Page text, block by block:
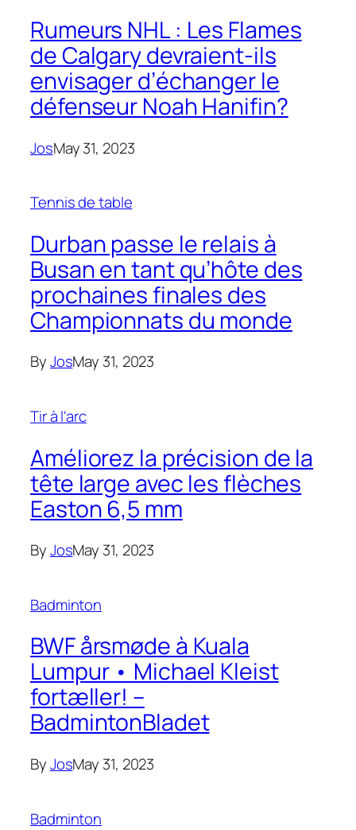
Rumeurs NHL : Les Flames
de Calgary devraient-ils
envisager d’échanger le
défenseur Noah Hanifin?
JosMay 31, 2023
Tennis de table
Durban passe le relais à
Busan en tant qu’hôte des
prochaines finales des
Championnats du monde
ByJosMay 31, 2023
Tir à l'arc
Améliorez la précision de la
tête large avec les flèches
Easton 6,5 mm
ByJosMay 31, 2023
Badminton
BWF årsmøde à Kuala
Lumpur • Michael Kleist
fortæller! –
BadmintonBladet
ByJosMay 31, 2023
Badminton